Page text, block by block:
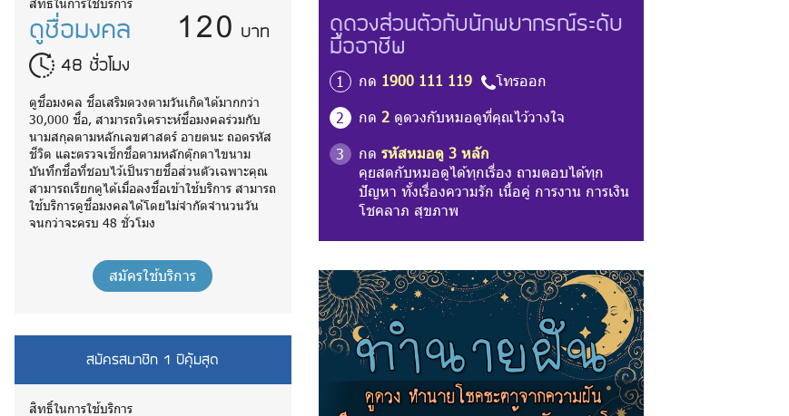
ดูชื่อมงคล
48 ชั่วโมง
120 บาท
ดูชื่อมงคล ชื่อเสริมดวงตามวันเกิดได้มากกว่า
30,000 ชื่อ, สามารถวิเคราะห์ชื่อมงคลร่วมกับ
นามสกุลตามหลักเลขศาสตร์ อายตนะ ถอดรหัส
ชีวิต และตรวจเช็กชื่อตามหลักตุ๊กตาไขนาม
บันทึกชื่อที่ชอบไว้เป็นรายชื่อส่วนตัวเฉพาะคุณ
สามารถเรียกดูได้เมื่อลงชื่อเข้าใช้บริการ สามารถ
ใช้บริการดูชื่อมงคลได้โดยไม่จำกัดจำนวนวัน
จนกว่าจะครบ 48 ชั่วโมง
สมัครใช้บริการ
สมัครสมาชิก 1 ปีคุ้มสุด
สิทธิ์ในการใช้บริการ
ดูดวงส่วนตัวกับนักพยากรณ์ระดับ
มืออาชีพ
1 กด 1900 111 119
โทรออก
2
กด 2ดูดวงกับหมอดูที่คุณไว้วางใจ
3
กด รหัสหมอดู 3 หลัก
คุยสดกับหมอดูได้ทุกเรื่อง ถามตอบได้ทุก
ปัญหา ทั้งเรื่องความรัก เนื้อคู่ การงาน การเงิน
โชคลาภ สุขภาพ